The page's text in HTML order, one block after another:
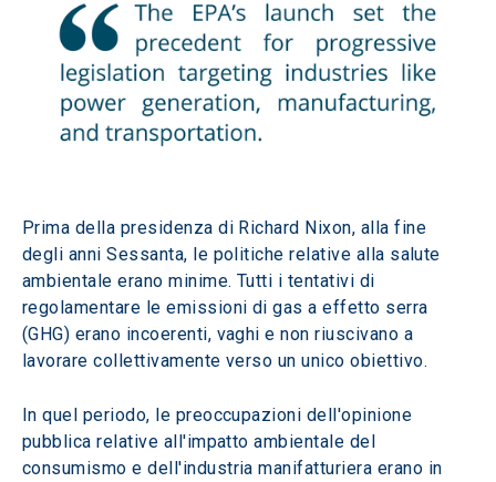
Prima della presidenza di Richard Nixon, alla fine
degli anni Sessanta, le politiche relative alla salute
ambientale erano minime. Tutti i tentativi di
regolamentare le emissioni di gas a effetto serra
(GHG) erano incoerenti, vaghi e non riuscivano a
lavorare collettivamente verso un unico obiettivo.
In quel periodo, le preoccupazioni dell'opinione
pubblica relative all'impatto ambientale del
consumismo e dell'industria manifatturiera erano in